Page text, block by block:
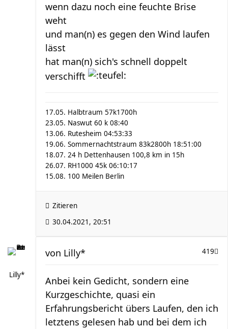
wenn dazu noch eine feuchte Brise
weht
und man(n) es gegen den Wind laufen
lässt
hat man(n) sich's schnell doppelt
verschifft
17.05. Halbtraum 57k1700h
23.05. Naswut 60 k 08:40
13.06. Rutesheim 04:53:33
19.06. Sommernachtstraum 83k2800h 18:51:00
18.07. 24 h Dettenhausen 100,8 km in 15h
26.07. RH1000 45k 06:10:17
15.08. 100 Meilen Berlin
Zitieren
30.04.2021, 20:51
Lilly*
419
von Lilly*
Anbei kein Gedicht, sondern eine
Kurzgeschichte, quasi ein
Erfahrungsbericht übers Laufen, den ich
letztens gelesen hab und bei dem ich